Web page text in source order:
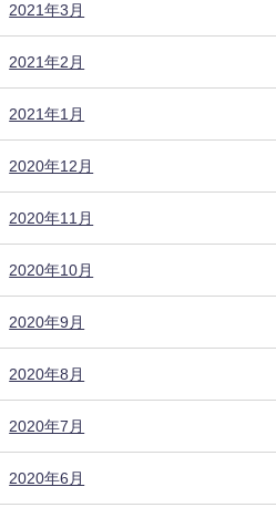
2021年3月
2021年2月
2021年1月
2020年12月
2020年11月
2020年10月
2020年9月
2020年8月
2020年7月
2020年6月